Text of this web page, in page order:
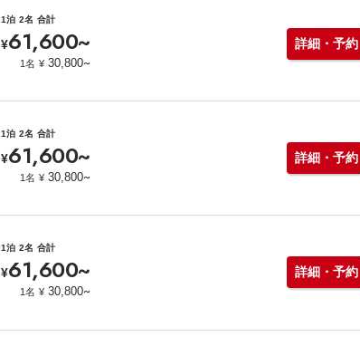
1泊 2名 合計
¥61,600~
1名 ¥ 30,800~
詳細・予約
1泊 2名 合計
¥61,600~
1名 ¥ 30,800~
詳細・予約
1泊 2名 合計
¥61,600~
1名 ¥ 30,800~
詳細・予約